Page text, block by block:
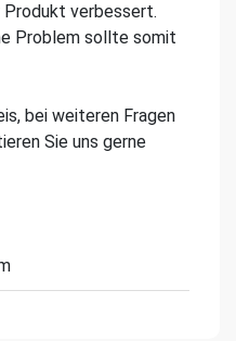
Produkt verbessert.
Problem sollte somit
bei weiteren Fragen
Sie uns gerne